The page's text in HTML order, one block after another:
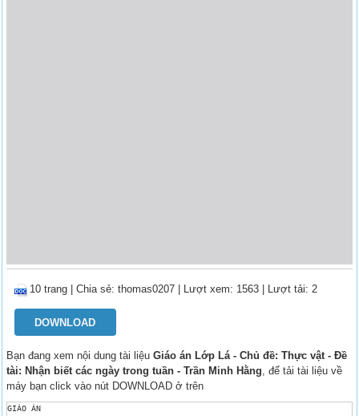
10 trang |Chia sẻ:thomas0207 | Lượt xem: 1563 | Lượt tải: 2
DOWNLOAD
Bạn đang xem nội dung tài liệuGiáo án Lớp Lá - Chủ đề: Thực vật - Đề
tài: Nhận biết các ngày trong tuần - Trần Minh Hằng, để tải tài liệu về
máy bạn click vào nút DOWNLOAD ở trên
GIÁO ÁN